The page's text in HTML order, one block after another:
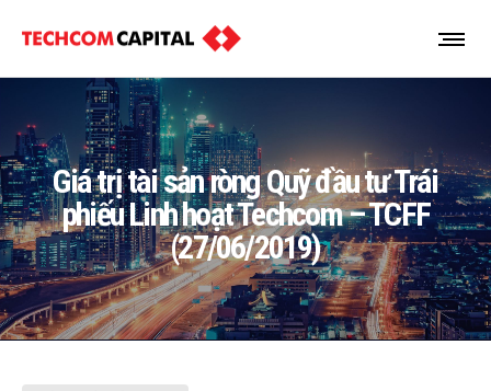
Giá trị tài sản ròng Quỹ đầu tư Trái
phiếu Linh hoạt Techcom – TCFF
(27/06/2019)